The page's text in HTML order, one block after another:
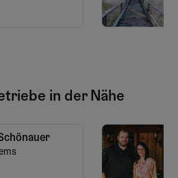
in der Nähe